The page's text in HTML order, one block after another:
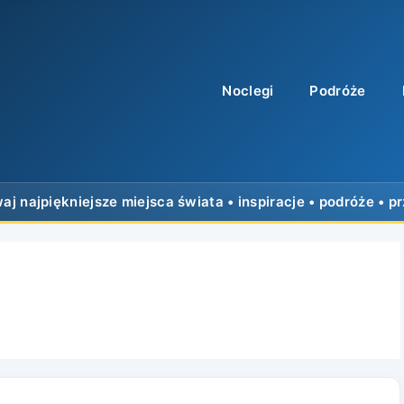
Noclegi Podróże